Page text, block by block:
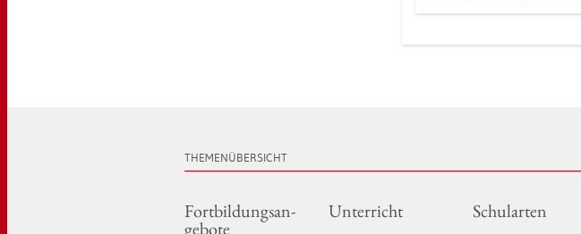
THE­MEN­ÜBER­SICHT
Fort­bil­dungs­an­
ge­bo­te
Un­ter­richt Schul­ar­ten